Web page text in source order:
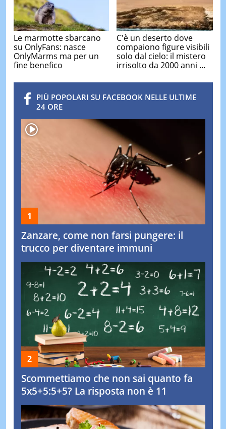
Le marmotte sbarcano
su OnlyFans: nasce
OnlyMarms ma per un
fine benefico
C'è un deserto dove
compaiono figure visibili
solo dal cielo: il mistero
irrisolto da 2000 anni ...
PIÙ POPOLARI SU FACEBOOK NELLE ULTIME
24 ORE
Zanzare, come non farsi pungere: il
trucco per diventare immuni
Scommettiamo che non sai quanto fa
5x5+5:5+5? La risposta non è 11